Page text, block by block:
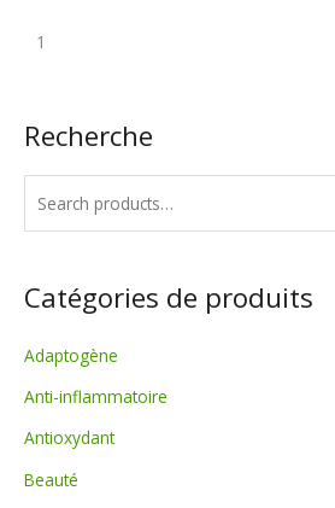
Recherche
Catégories de produits
Adaptogène
Anti-inflammatoire
Antioxydant
Beauté